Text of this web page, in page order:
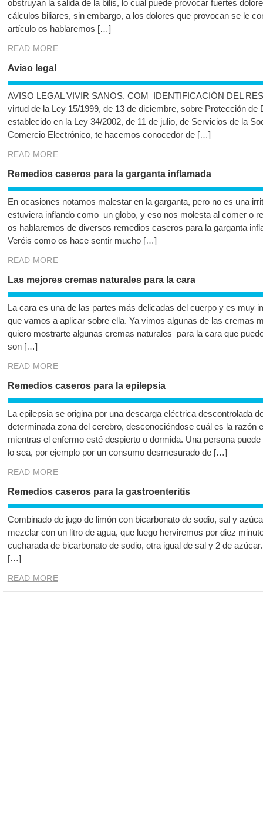
obstruyan la salida de la bilis, lo cual puede provocar fuertes
cálculos biliares, sin embargo, a los dolores que provocan se le
artículo os hablaremos […]
READ MORE
Aviso legal
AVISO LEGAL VIVIR SANOS. COM IDENTIFICACIÓN DEL
virtud de la Ley 15/1999, de 13 de diciembre, sobre Protección de
establecido en la Ley 34/2002, de 11 de julio, de Servicios de la
Comercio Electrónico, te hacemos conocedor de […]
READ MORE
Remedios caseros para la garganta inflamada
En ocasiones notamos malestar en la garganta, pero no es una
estuviera inflando como un globo, y eso nos molesta al comer o
os hablaremos de diversos remedios caseros para la garganta
Veréis como os hace sentir mucho […]
READ MORE
Las mejores cremas naturales para la cara
La cara es una de las partes más delicadas del cuerpo y es muy
que vamos a aplicar sobre ella. Ya vimos algunas de las cremas
quiero mostrarte algunas cremas naturales para la cara que
son […]
READ MORE
Remedios caseros para la epilepsia
La epilepsia se origina por una descarga eléctrica descontrolada
determinada zona del cerebro, desconociéndose cuál es la razón
mientras el enfermo esté despierto o dormida. Una persona
lo sea, por ejemplo por un consumo desmesurado de […]
READ MORE
Remedios caseros para la gastroenteritis
Combinado de jugo de limón con bicarbonato de sodio, sal y
mezclar con un litro de agua, que luego herviremos por diez
cucharada de bicarbonato de sodio, otra igual de sal y 2 de
[…]
READ MORE